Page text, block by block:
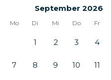
September 2026
Mo Di Mi Do Fr
1 2 3 4
7 8 9 10 11